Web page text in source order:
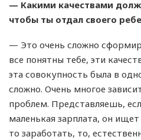
— Какими качествами
чтобы ты отдал своего
— Это очень сложно
все понятны тебе, эти
эта совокупность была в
сложно. Очень многое
проблем. Представляешь,
маленькая зарплата, он
то заработать, то,